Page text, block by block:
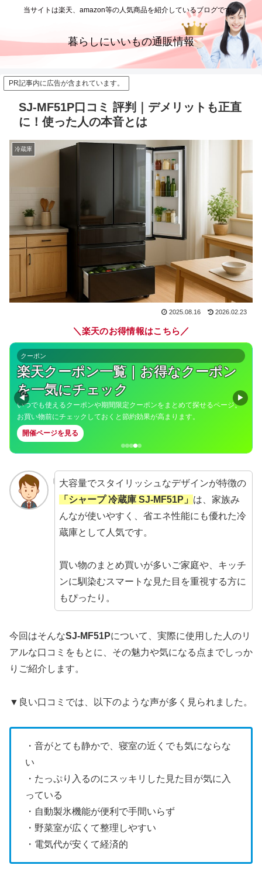
当サイトは楽天、amazon等の人気商品を紹介しているブログです。
暮らしにいいもの通販情報
PR記事内に広告が含まれています。
SJ-MF51P口コミ 評判｜デメリットも正直
に！使った人の本音とは
冷蔵庫
2025.08.16 2026.02.23
＼ 楽天のお得情報はこちら ／
クーポン
楽天クーポン一覧｜お得なクーポン
を一気にチェック
いつでも使えるクーポンや期間限定クーポンをまとめて探せるページ。
お買い物前にチェックしておくと節約効果が高まります。
開催ページを見る
◀ ▶
大容量でスタイリッシュなデザインが特徴の
「シャープ 冷蔵庫 SJ-MF51P」 は、家族み
んなが使いやすく、 省エネ性能にも優れた冷
蔵庫として人気です。
買い物のまとめ買いが多いご家庭や、キッチ
ンに馴染むスマートな見た目を重視する方に
もぴったり。
今回はそんなSJ-MF51Pについて、実際に使用した人のリ
アルな口コミをもとに、その魅力や気になる点までしっか
りご紹介します。
▼良い口コミでは、以下のような声が多く見られました。
・音がとても静かで、寝室の近くでも気にならな
い
・たっぷり入るのにスッキリした見た目が気に入
っている
・自動製氷機能が便利で手間いらず
・野菜室が広くて整理しやすい
・電気代が安くて経済的